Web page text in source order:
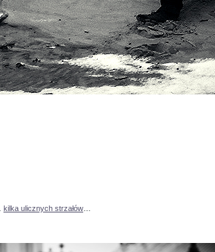
kilka ulicznych strzałów